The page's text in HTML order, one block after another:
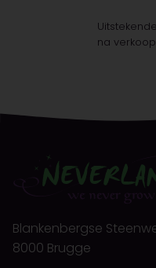
na verkoop
Blankenbergse
8000 Brugge